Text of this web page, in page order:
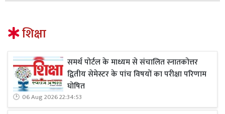
शिक्षा
समर्थ पोर्टल के माध्यम से संचालित स्नातकोत्तर
द्वितीय सेमेस्टर के पांच विषयों का परीक्षा परिणाम
घोषित
06 Aug 2026 22:34:53